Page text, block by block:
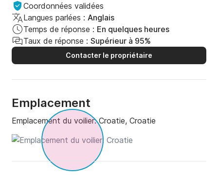
Coordonnées validées
Langues parlées : Anglais
Temps de réponse : En quelques heures
Taux de réponse : Supérieur à 95%
Contacter le propriétaire
Emplacement
Emplacement du voilier:Croatie, Croatie